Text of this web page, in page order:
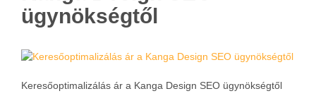
ügynökségtől
Keresőoptimalizálás ár a Kanga Design SEO ügynökségtől